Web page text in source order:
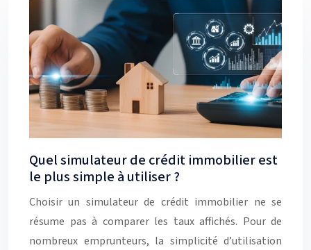
Quel simulateur de crédit immobilier est
le plus simple à utiliser ?
Choisir un simulateur de crédit immobilier ne se
résume pas à comparer les taux affichés. Pour de
nombreux emprunteurs, la simplicité d’utilisation